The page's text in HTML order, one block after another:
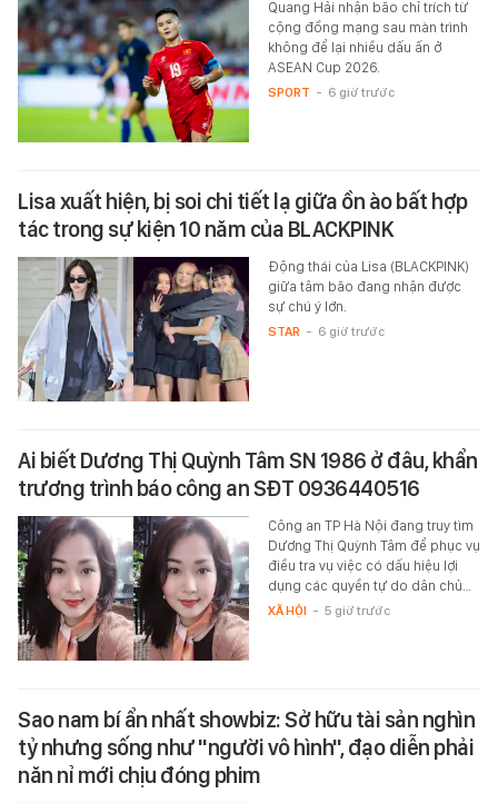
Quang Hải nhận bão chỉ trích từ
cộng đồng mạng sau màn trình
không để lại nhiều dấu ấn ở
ASEAN Cup 2026.
SPORT - 6 giờ trước
Lisa xuất hiện, bị soi chi tiết lạ giữa ồn ào bất hợp
tác trong sự kiện 10 năm của BLACKPINK
Động thái của Lisa (BLACKPINK)
giữa tâm bão đang nhận được
sự chú ý lớn.
STAR - 6 giờ trước
Ai biết Dương Thị Quỳnh Tâm SN 1986 ở đâu, khẩn
trương trình báo công an SĐT 0936440516
Công an TP Hà Nội đang truy tìm
Dương Thị Quỳnh Tâm để phục vụ
điều tra vụ việc có dấu hiệu lợi
dụng các quyền tự do dân chủ…
XÃ HỘI - 5 giờ trước
Sao nam bí ẩn nhất showbiz: Sở hữu tài sản nghìn
tỷ nhưng sống như "người vô hình", đạo diễn phải
năn nỉ mới chịu đóng phim